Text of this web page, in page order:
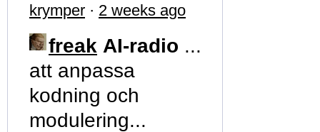
krymper · 2 weeks ago
freak AI-radio ...
att anpassa
kodning och
modulering...